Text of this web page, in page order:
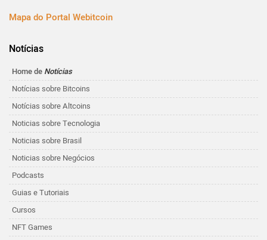
Mapa do Portal Webitcoin
Notícias
Home de Notícias
Notícias sobre Bitcoins
Notícias sobre Altcoins
Noticias sobre Tecnologia
Noticias sobre Brasil
Noticias sobre Negócios
Podcasts
Guias e Tutoriais
Cursos
NFT Games